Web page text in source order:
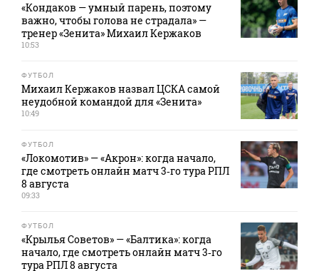
«Кондаков — умный парень, поэтому
важно, чтобы голова не страдала» —
тренер «Зенита» Михаил Кержаков
10:53
ФУТБОЛ
Михаил Кержаков назвал ЦСКА самой
неудобной командой для «Зенита»
10:49
ФУТБОЛ
«Локомотив» — «Акрон»: когда начало,
где смотреть онлайн матч 3‑го тура РПЛ
8 августа
09:33
ФУТБОЛ
«Крылья Советов» — «Балтика»: когда
начало, где смотреть онлайн матч 3‑го
тура РПЛ 8 августа